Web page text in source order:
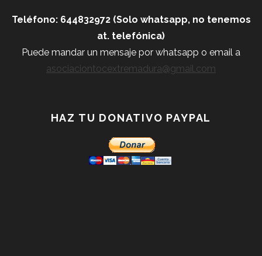
Teléfono: 644832972 (Solo whatsapp, no tenemos
at. telefónica)
Puede mandar un mensaje por whatsapp o email a
asociaciontocextremadura@gmail.com
HAZ TU DONATIVO PAYPAL